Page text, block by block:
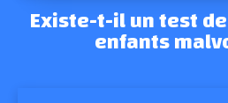
Existe-t-il un test
enfants